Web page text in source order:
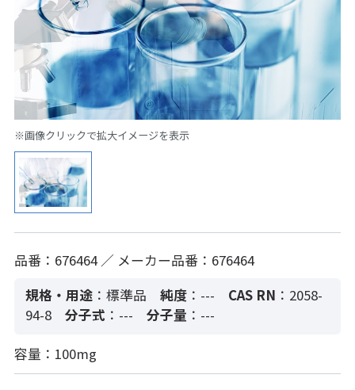
※画像クリックで拡大イメージを表示
品番：676464 ／ メーカー品番：676464
規格・用途 ：標準品 純度：--- CAS RN ：2058-
94-8
分子式 ：--- 分子量 ：---
容量：100mg